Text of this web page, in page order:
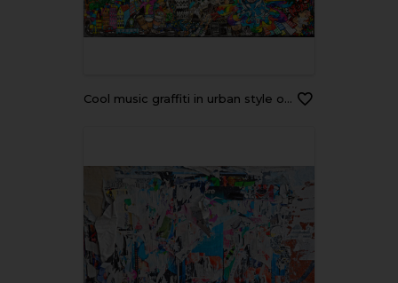
Cool music graffiti in urban style on the wall